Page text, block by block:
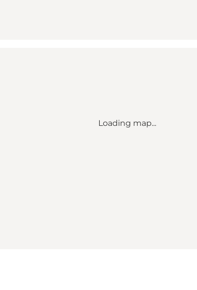
Loading map...